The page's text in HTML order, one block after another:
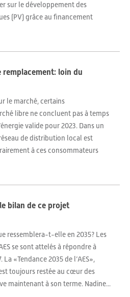
sur le développement des
(PV) grâce au financement
loin du
le marché, certains
libre ne concluent pas à temps
valide pour 2023. Dans un
de distribution local est
à ces consommateurs
bilan de ce projet
ressemblera-t-elle en 2035? Les
se sont attelés à répondre à
«Tendance 2035 de l’AES»,
toujours restée au cœur des
maintenant à son terme. Nadine...